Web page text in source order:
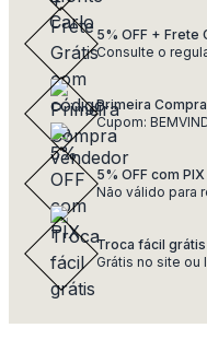
5% OFF +
Consulte o
Primeira Compra
Cupom:
5% OFF com PIX
Não válido para
Troca fácil grátis
Grátis no site ou